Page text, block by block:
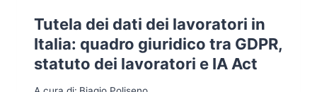
Tutela dei dati dei lavoratori in
Italia: quadro giuridico tra GDPR,
statuto dei lavoratori e IA Act